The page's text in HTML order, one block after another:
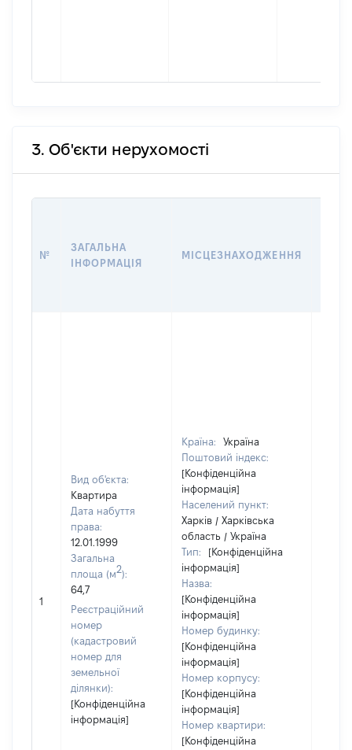
3. Об'єкти нерухомості
№
ЗАГАЛЬНА
ІНФОРМАЦІЯ
МІСЦЕЗНАХОДЖЕННЯ
1
Вид об'єкта:
Квартира
Дата набуття
права:
12.01.1999
Загальна
площа (м2):
64,7
Реєстраційний
номер
(кадастровий
номер для
земельної
ділянки):
[Конфіденційна
інформація]
Країна:
Україна
Поштовий індекс:
[Конфіденційна
інформація]
Населений пункт:
Харків / Харківська
область / Україна
Тип:
[Конфіденційна
інформація]
Назва:
[Конфіденційна
інформація]
Номер будинку:
[Конфіденційна
інформація]
Номер корпусу:
[Конфіденційна
інформація]
Номер квартири:
[Конфіденційна